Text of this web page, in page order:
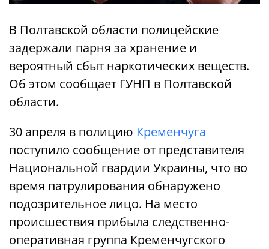
В Полтавской области полицейские
задержали парня за хранение и
вероятный сбыт наркотических веществ.
Об этом сообщает ГУНП в Полтавской
области.
30 апреля в полицию Кременчуга
поступило сообщение от представителя
Национальной гвардии Украины, что во
время патрулирования обнаружено
подозрительное лицо. На место
происшествия прибыла следственно-
оперативная группа Кременчугского